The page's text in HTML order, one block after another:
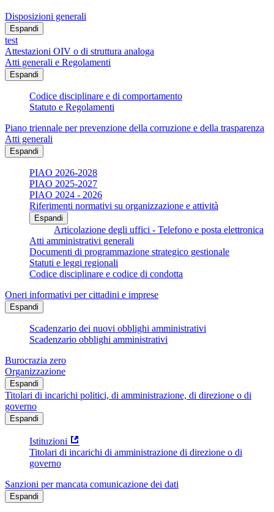
Disposizioni generali
Espandi
test
Attestazioni OIV o di struttura analoga
Atti generali e Regolamenti
Espandi
Codice disciplinare e di comportamento
Statuto e Regolamenti
Piano triennale per prevenzione della corruzione e della trasparenza
Atti generali
Espandi
PIAO 2026-2028
PIAO 2025-2027
PIAO 2024 - 2026
Riferimenti normativi su organizzazione e attività
Espandi
Articolazione degli uffici - Telefono e posta elettronica
Atti amministrativi generali
Documenti di programmazione strategico gestionale
Statuti e leggi regionali
Codice disciplinare e codice di condotta
Oneri informativi per cittadini e imprese
Espandi
Scadenzario dei nuovi obblighi amministrativi
Scadenzario obblighi amministrativi
Burocrazia zero
Organizzazione
Espandi
Titolari di incarichi politici, di amministrazione, di direzione o di
governo
Espandi
Istituzioni
Titolari di incarichi di amministrazione di direzione o di
governo
Sanzioni per mancata comunicazione dei dati
Espandi